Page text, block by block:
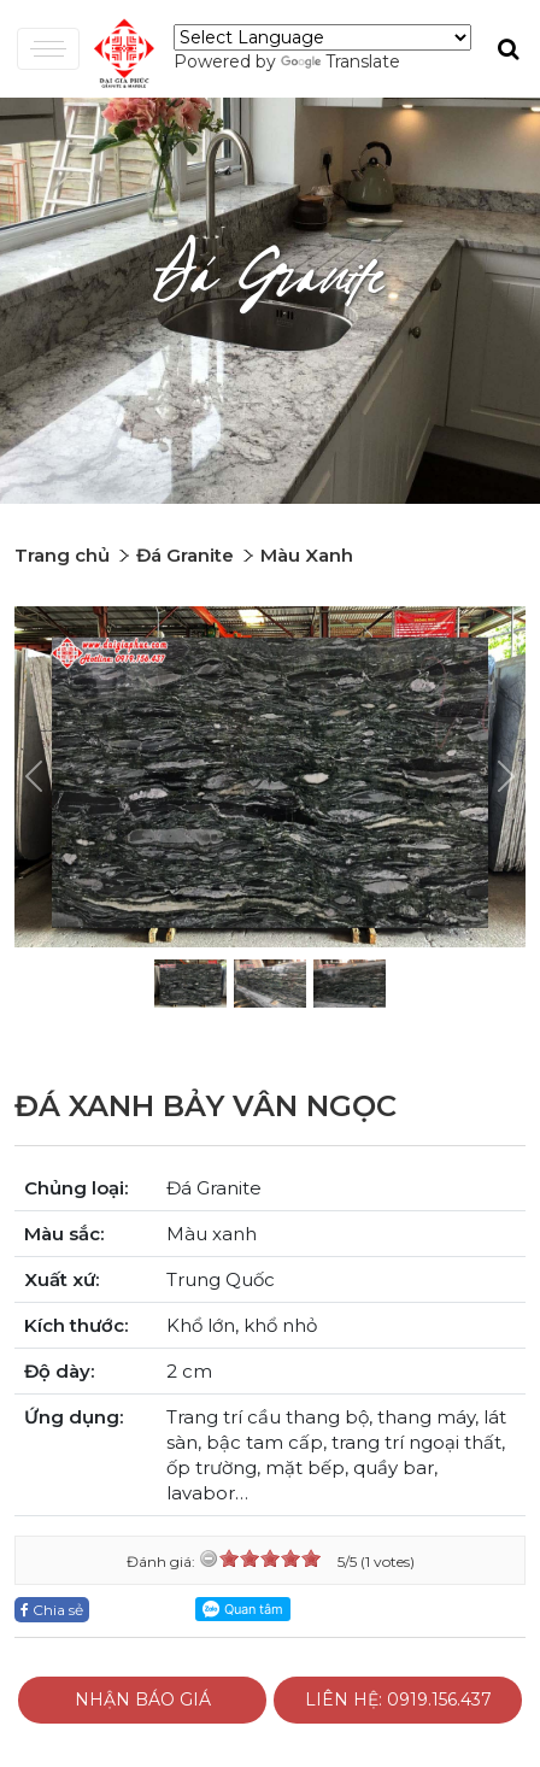
Powered by Translate
Đá Granite
Trang chủ Đá Granite Màu Xanh
Previous
ĐÁ XANH BẢY VÂN NGỌC
Chủng loại:
Đá Granite
Màu sắc:
Màu xanh
Xuất xứ:
Trung Quốc
Kích thước:
Khổ lớn, khổ nhỏ
Độ dày:
2 cm
Ứng dụng:
Trang trí cầu thang bộ, thang máy, lát
sàn, bậc tam cấp, trang trí ngoại thất,
ốp trường, mặt bếp, quầy bar,
lavabor…
Đánh giá: 5/5 (1 votes)
Chia sẻ
NHẬN BÁO GIÁ LIÊN HỆ: 0919.156.437